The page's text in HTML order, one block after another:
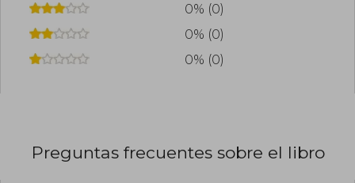
0% (0)
0% (0)
0% (0)
Preguntas frecuentes sobre el libro